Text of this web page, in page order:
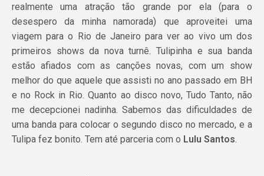
realmente uma atração tão grande por ela (para o
desespero da minha namorada) que aproveitei uma
viagem para o Rio de Janeiro para ver ao vivo um dos
primeiros shows da nova turnê. Tulipinha e sua banda
estão afiados com as canções novas, com um show
melhor do que aquele que assisti no ano passado em BH
e no Rock in Rio. Quanto ao disco novo, Tudo Tanto, não
me decepcionei nadinha. Sabemos das dificuldades de
uma banda para colocar o segundo disco no mercado, e a
Tulipa fez bonito. Tem até parceria com o Lulu Santos.